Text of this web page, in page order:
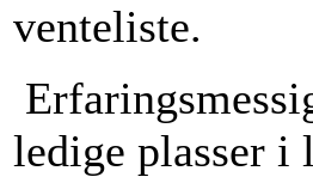
venteliste.
ledige plasser i